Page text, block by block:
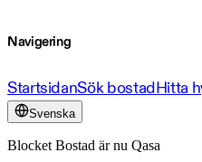
Navigering
StartsidanSök bostadHitta
Svenska
Blocket Bostad är nu Qasa